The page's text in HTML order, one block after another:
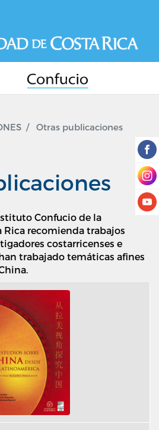
contenido
principal
Otras publicaciones
Confucio de la
Rica recomienda trabajos
costarricenses e
trabajado temáticas afines